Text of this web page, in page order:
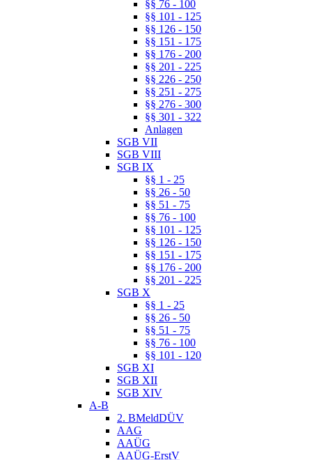
§§ 76 - 100
§§ 101 - 125
§§ 126 - 150
§§ 151 - 175
§§ 176 - 200
§§ 201 - 225
§§ 226 - 250
§§ 251 - 275
§§ 276 - 300
§§ 301 - 322
Anlagen
SGB VII
SGB VIII
SGB IX
§§ 1 - 25
§§ 26 - 50
§§ 51 - 75
§§ 76 - 100
§§ 101 - 125
§§ 126 - 150
§§ 151 - 175
§§ 176 - 200
§§ 201 - 225
SGB X
§§ 1 - 25
§§ 26 - 50
§§ 51 - 75
§§ 76 - 100
§§ 101 - 120
SGB XI
SGB XII
SGB XIV
A-B
2. BMeldDÜV
AAG
AAÜG
AAÜG-ErstV